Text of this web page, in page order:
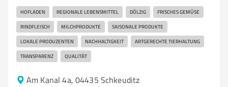
HOFLADEN REGIONALE LEBENSMITTEL DÖLZIG FRISCHES GEMÜSE
RINDFLEISCH MILCHPRODUKTE SAISONALE PRODUKTE
LOKALE PRODUZENTEN NACHHALTIGKEIT ARTGERECHTE TIERHALTUNG
TRANSPARENZ QUALITÄT
Am Kanal 4a, 04435 Schkeuditz